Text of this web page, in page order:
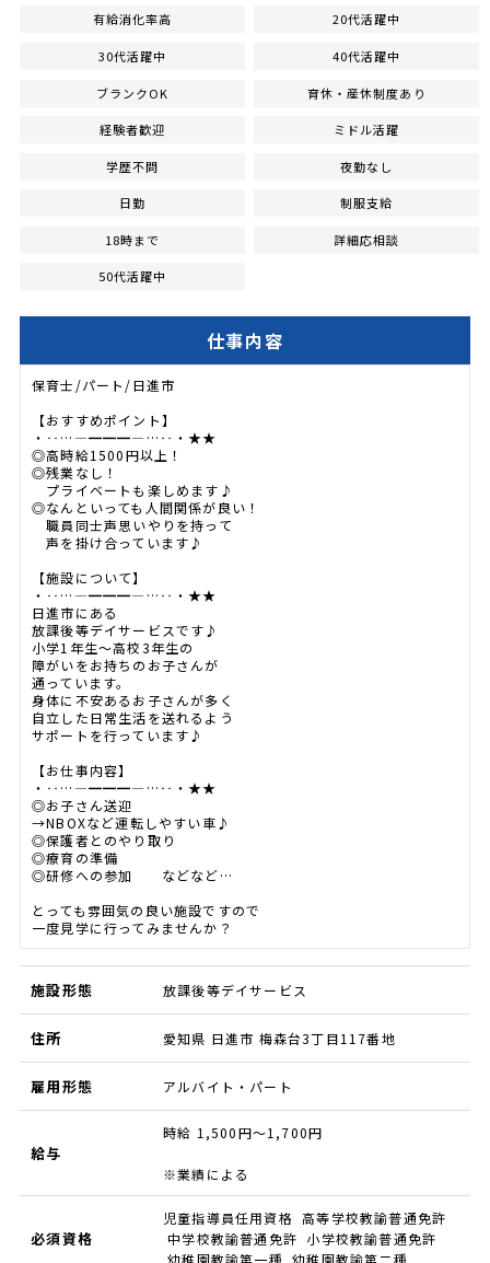
有給消化率高 20代活躍中
30代活躍中 40代活躍中
ブランクOK 育休・産休制度あり
経験者歓迎 ミドル活躍
学歴不問 夜勤なし
日勤 制服支給
18時まで 詳細応相談
50代活躍中
仕事内容
保育士/パート/日進市
【おすすめポイント】
・‥…―━━━―…‥・★★
◎高時給1500円以上！
◎残業なし！
プライベートも楽しめます♪
◎なんといっても人間関係が良い！
職員同士声思いやりを持って
声を掛け合っています♪
【施設について】
・‥…―━━━―…‥・★★
日進市にある
放課後等デイサービスです♪
小学1年生～高校3年生の
障がいをお持ちのお子さんが
通っています。
身体に不安あるお子さんが多く
自立した日常生活を送れるよう
サポートを行っています♪
【お仕事内容】
・‥…―━━━―…‥・★★
◎お子さん送迎
→NBOXなど運転しやすい車♪
◎保護者とのやり取り
◎療育の準備
◎研修への参加 などなど…
とっても雰囲気の良い施設ですので
一度見学に行ってみませんか？
施設形態 放課後等デイサービス
住所 愛知県 日進市 梅森台3丁目117番地
雇用形態 アルバイト・パート
給与
時給 1,500円～1,700円
※業績による
必須資格
児童指導員任用資格 高等学校教諭普通免許
中学校教諭普通免許 小学校教諭普通免許
幼稚園教諭第一種 幼稚園教諭第二種